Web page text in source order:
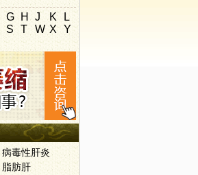
G H J K
L
S T W X
Y
病毒性肝炎
脂肪肝